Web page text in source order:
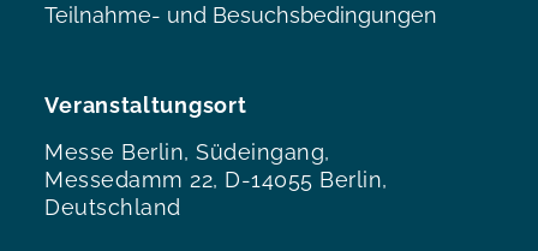
Veranstaltungsort
Messe Berlin, Südeingang,
Messedamm 22, D-14055 Berlin,
Deutschland
Teilnahme- und Besuchsbedingungen